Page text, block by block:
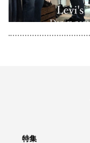
特集